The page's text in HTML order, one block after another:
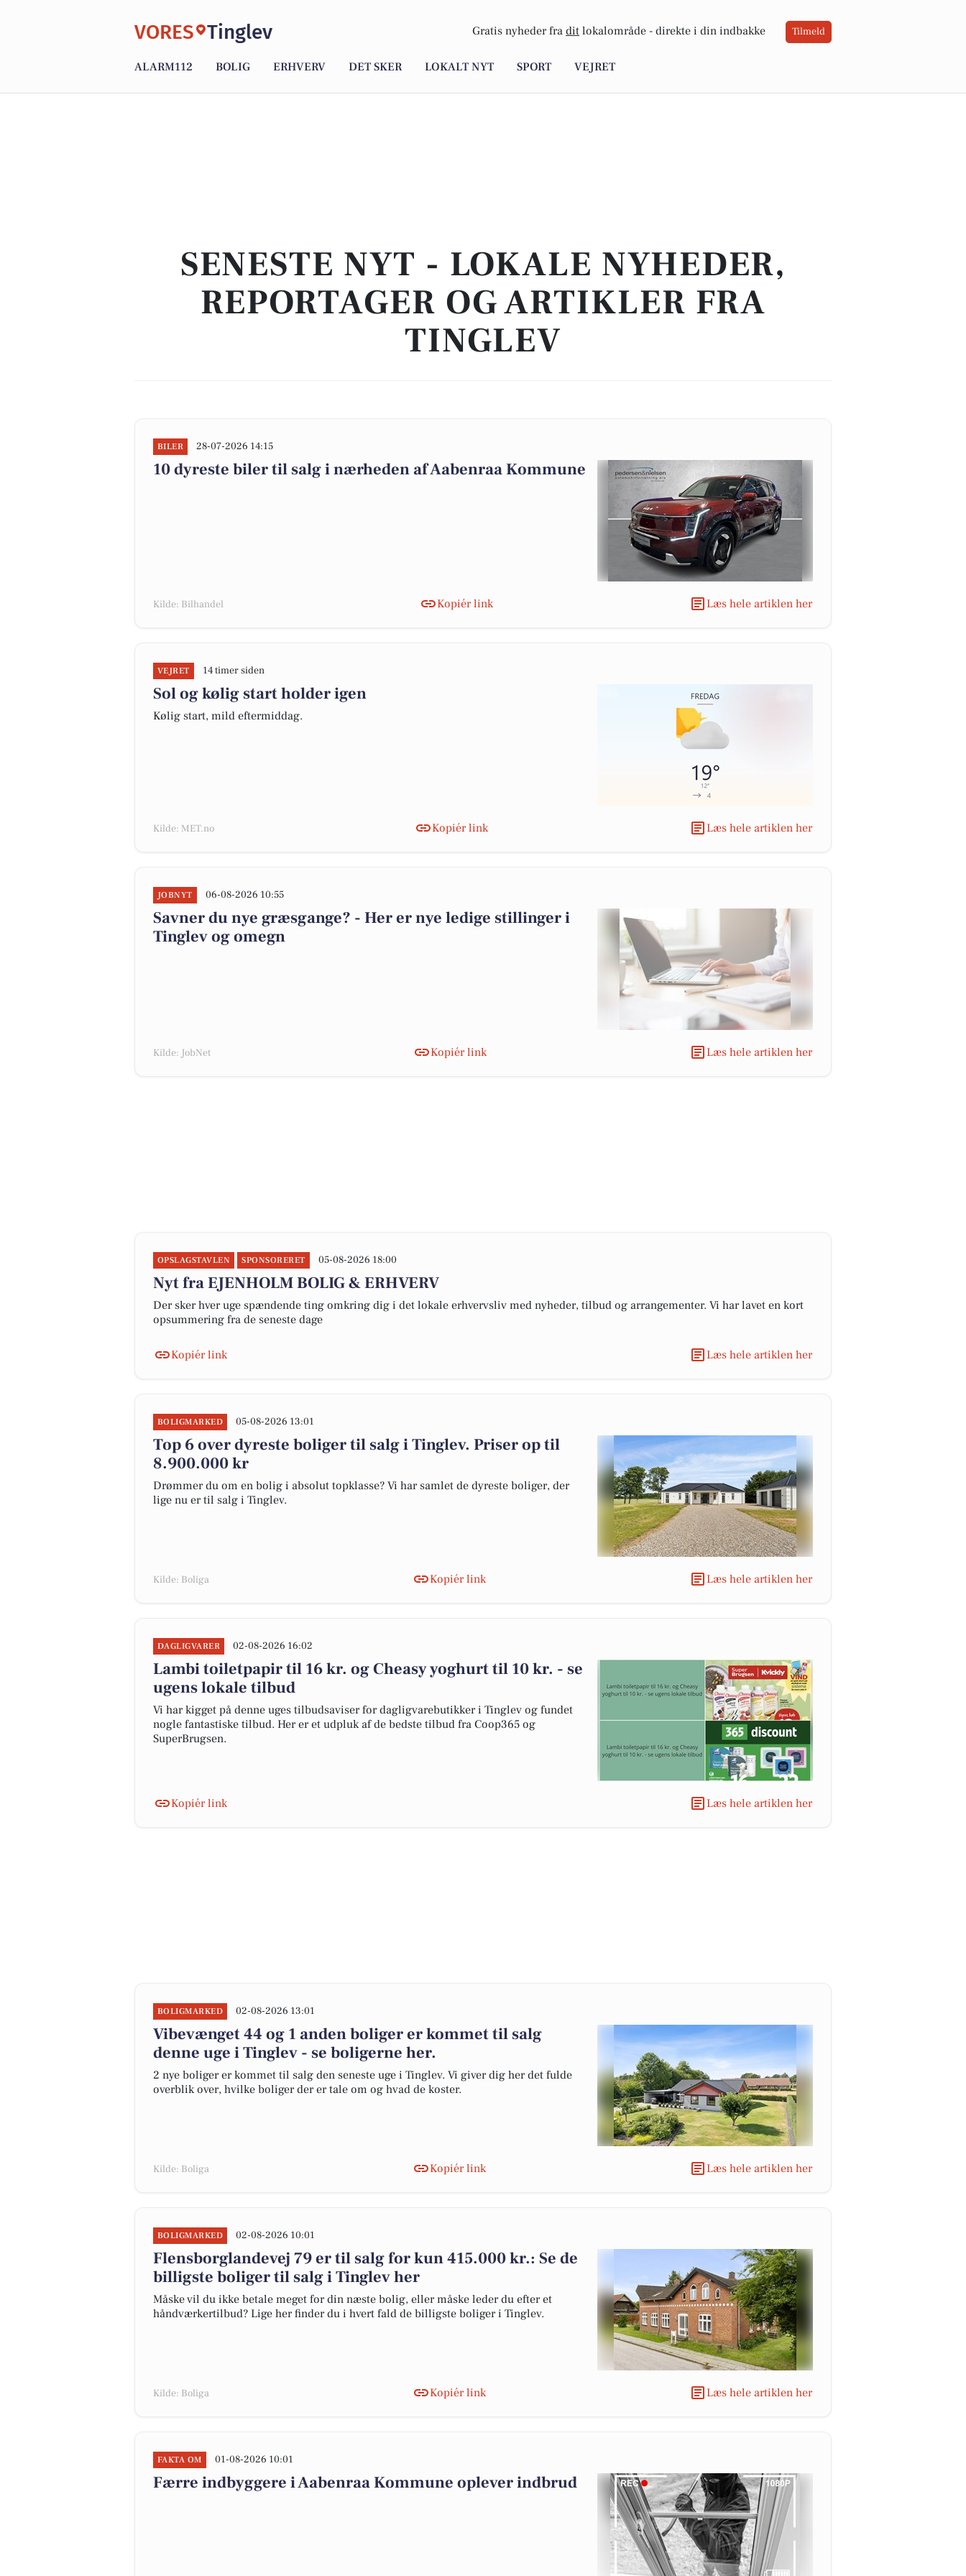
VORES Tinglev Gratis nyheder fra dit lokalområde - direkte i din indbakke Tilmeld
ALARM112 BOLIG ERHVERV DET SKER LOKALT NYT SPORT VEJRET
SENESTE NYT - LOKALE NYHEDER,
REPORTAGER OG ARTIKLER FRA
TINGLEV
BILER 28-07-2026 14:15
10 dyreste biler til salg i nærheden af Aabenraa Kommune
Kilde: Bilhandel Kopiér link Læs hele artiklen her
VEJRET 14 timer siden
Sol og kølig start holder igen
Kølig start, mild eftermiddag.
Kilde: MET.no Kopiér link Læs hele artiklen her
JOBNYT 06-08-2026 10:55
Savner du nye græsgange? - Her er nye ledige stillinger i
Tinglev og omegn
Kilde: JobNet Kopiér link Læs hele artiklen her
OPSLAGSTAVLEN SPONSORERET 05-08-2026 18:00
Nyt fra EJENHOLM BOLIG & ERHVERV
Der sker hver uge spændende ting omkring dig i det lokale erhvervsliv med nyheder, tilbud og arrangementer. Vi har lavet en kort
opsummering fra de seneste dage
Kopiér link Læs hele artiklen her
BOLIGMARKED 05-08-2026 13:01
Top 6 over dyreste boliger til salg i Tinglev. Priser op til
8.900.000 kr
Drømmer du om en bolig i absolut topklasse? Vi har samlet de dyreste boliger, der
lige nu er til salg i Tinglev.
Kilde: Boliga Kopiér link Læs hele artiklen her
DAGLIGVARER 02-08-2026 16:02
Lambi toiletpapir til 16 kr. og Cheasy yoghurt til 10 kr. - se
ugens lokale tilbud
Vi har kigget på denne uges tilbudsaviser for dagligvarebutikker i Tinglev og fundet
nogle fantastiske tilbud. Her er et udpluk af de bedste tilbud fra Coop365 og
SuperBrugsen.
Kopiér link Læs hele artiklen her
BOLIGMARKED 02-08-2026 13:01
Vibevænget 44 og 1 anden boliger er kommet til salg
denne uge i Tinglev - se boligerne her.
2 nye boliger er kommet til salg den seneste uge i Tinglev. Vi giver dig her det fulde
overblik over, hvilke boliger der er tale om og hvad de koster.
Kilde: Boliga Kopiér link Læs hele artiklen her
BOLIGMARKED 02-08-2026 10:01
Flensborglandevej 79 er til salg for kun 415.000 kr.: Se de
billigste boliger til salg i Tinglev her
Måske vil du ikke betale meget for din næste bolig, eller måske leder du efter et
håndværkertilbud? Lige her finder du i hvert fald de billigste boliger i Tinglev.
Kilde: Boliga Kopiér link Læs hele artiklen her
FAKTA OM 01-08-2026 10:01
Færre indbyggere i Aabenraa Kommune oplever indbrud